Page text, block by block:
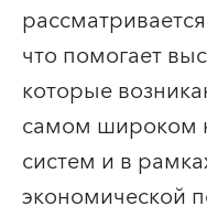
что помогает
которые
самом широком
систем и в
экономической